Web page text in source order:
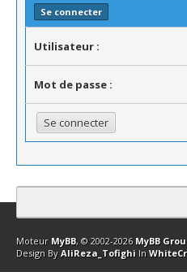
Se connecter
Utilisateur :
Mot de passe :
Contact Club Affiliation
Moteur MyBB, © 2002-2026 MyBB
Design By AliReza_Tofighi In